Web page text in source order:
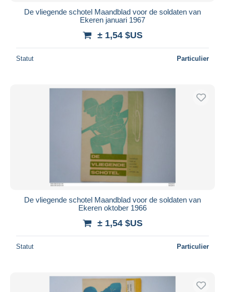
De vliegende schotel Maandblad voor de soldaten van
Ekeren januari 1967
± 1,54 $US
Statut Particulier
De vliegende schotel Maandblad voor de soldaten van
Ekeren oktober 1966
± 1,54 $US
Statut Particulier